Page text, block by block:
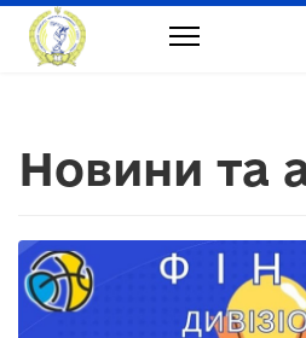
Новини та